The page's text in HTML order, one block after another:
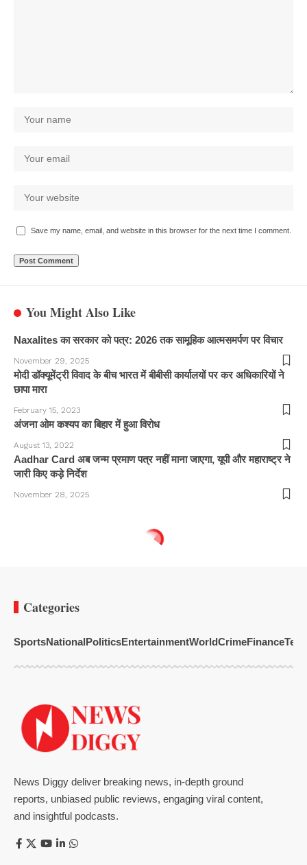
Save my name, email, and website in this browser for the next time I comment.
You Might Also Like
Naxalites का सरकार को पत्र: 2026 तक सामूहिक आत्मसमर्पण पर विचार
November 29, 2025
मोदी डॉक्यूमेंट्री विवाद के बीच भारत में बीबीसी कार्यालयों पर कर अधिकारियों ने
छापा मारा
February 15, 2023
अंजना ओम कश्यप का बिहार में हुआ विरोध
August 13, 2022
Aadhar Card अब जन्म प्रमाण पत्र नहीं माना जाएगा, यूपी और महाराष्ट्र ने
जारी किए कड़े निर्देश
November 28, 2025
Categories
SportsNationalPoliticsEntertainmentWorldCrimeFinance
News Diggy deliver breaking news, in-depth ground
reports, unbiased public reviews, engaging viral content,
and insightful podcasts.